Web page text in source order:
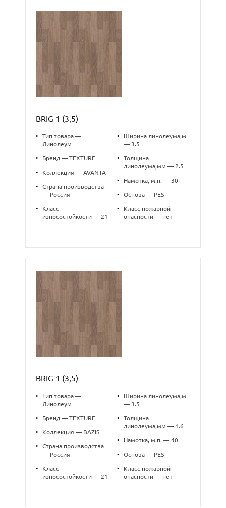
BRIG 1 (3,5)
•
Тип товара —
Линолеум
• Бренд — TEXTURE
• Коллекция — AVANTA
•
Страна производства
— Россия
•
Класс
износостойкости — 21
•
Ширина линолеума,м
— 3.5
•
Толщина
линолеума,мм — 2.5
• Намотка, м.п. — 30
• Основа — PES
•
Класс пожарной
опасности — нет
BRIG 1 (3,5)
•
Тип товара —
Линолеум
• Бренд — TEXTURE
• Коллекция — BAZIS
•
Страна производства
— Россия
•
Класс
износостойкости — 21
•
Ширина линолеума,м
— 3.5
•
Толщина
линолеума,мм — 1.6
• Намотка, м.п. — 40
• Основа — PES
•
Класс пожарной
опасности — нет